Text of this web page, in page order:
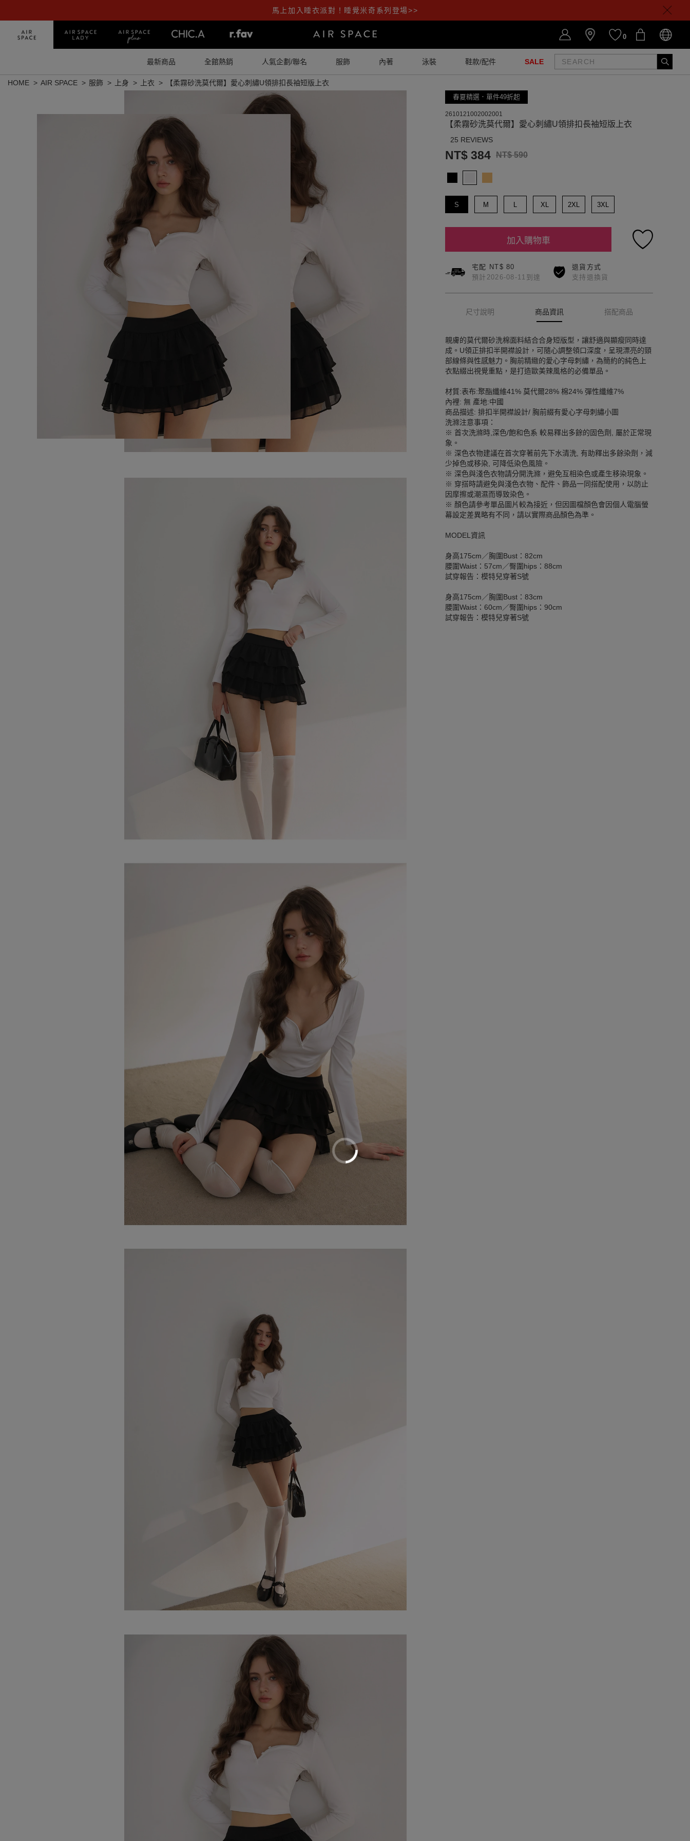
馬上加入睡衣派對！睡覺米奇系列登場>>
0
最新商品 全館熱銷 人氣企劃/聯名 服飾 內著 泳裝 鞋款/配件 SALE
HOME AIR SPACE 服飾 上身 上衣 【柔霧砂洗莫代爾】愛心刺繡U領排扣長袖短版上衣
春夏精選．單件49折起
2610121002002001
【柔霧砂洗莫代爾】愛心刺繡U領排扣長袖短版上衣
25 REVIEWS
NT$ 384 NT$ 590
S M L XL 2XL 3XL
加入購物車
宅配 NT$ 80
預計2026-08-11到達
退貨方式
支持退換貨
尺寸說明 商品資訊 搭配商品
親膚的莫代爾砂洗棉面料結合合身短版型，讓舒適與顯瘦同時達
成。U領正排扣半開襟設計，可隨心調整領口深度，呈現漂亮的頸
部線條與性感魅力。胸前精緻的愛心字母刺繡，為簡約的純色上
衣點綴出視覺重點，是打造歐美辣風格的必備單品。
材質:表布:聚酯纖維41% 莫代爾28% 棉24% 彈性纖維7%
內裡: 無 產地:中國
商品描述: 排扣半開襟設計/ 胸前綴有愛心字母刺繡小圖
洗滌注意事項：
※ 首次洗滌時,深色/飽和色系 較易釋出多餘的固色劑, 屬於正常現
象。
※ 深色衣物建議在首次穿著前先下水清洗, 有助釋出多餘染劑，減
少掉色或移染, 可降低染色風險。
※ 深色與淺色衣物請分開洗滌，避免互相染色或產生移染現象。
※ 穿搭時請避免與淺色衣物、配件、飾品一同搭配使用，以防止
因摩擦或潮濕而導致染色。
※ 顏色請參考單品圖片較為接近，但因圖檔顏色會因個人電腦螢
幕設定差異略有不同，請以實際商品顏色為準。
MODEL資訊
身高175cm／胸圍Bust：82cm
腰圍Waist：57cm／臀圍hips：88cm
試穿報告：模特兒穿著S號
身高175cm／胸圍Bust：83cm
腰圍Waist：60cm／臀圍hips：90cm
試穿報告：模特兒穿著S號